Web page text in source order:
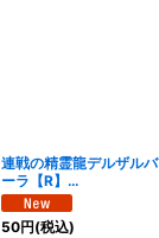
連戦の精霊龍デルザルバ
ーラ【R】
{26RP212/77}《光》
50円(税込)